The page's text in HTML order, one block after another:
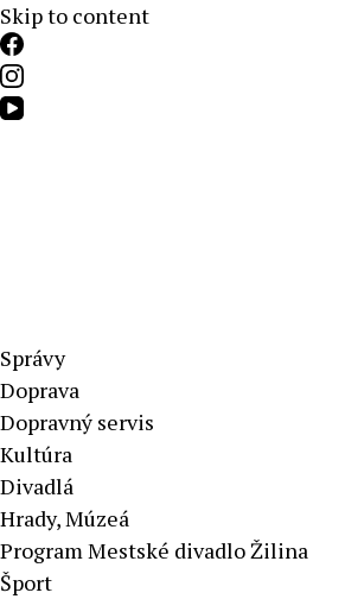
Skip to content
Aktuálne správy – severné Slovensko
Správy
Doprava
Dopravný servis
Kultúra
Divadlá
Hrady, Múzeá
Program Mestské divadlo Žilina
Šport